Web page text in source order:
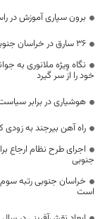
برون سپاری آموزش در
۳۶ سارق در خراسان جنوبی دستگیر شدند
نگاه وِیژه ملانوری به
خود را از سر گیرد
هوشیاری در برابر
راه آهن بیرجند به
جنوبی
خراسان جنوبی رتبه سوم
است